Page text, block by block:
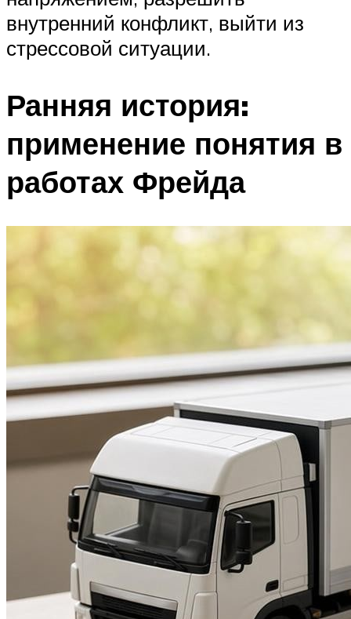
внутренний конфликт, выйти из
стрессовой ситуации.
Ранняя история:
применение понятия в
работах Фрейда